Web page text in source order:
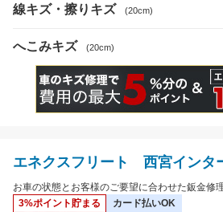
距離
クレジットカード払いOK
線キズ・擦りキズ (20cm)
へこみキズ (20cm)
エネクスフリート 西宮インタ
お車の状態とお客様のご要望に合わせた鈑金修
3%ポイント貯まる
カード払いOK